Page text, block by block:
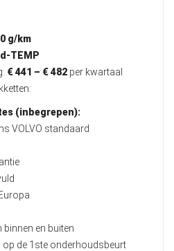
g/km
TEMP
€ 441 – € 482 per kwartaal
(inbegrepen):
VOLVO standaard
en buiten
op de 1ste onderhoudsbeurt